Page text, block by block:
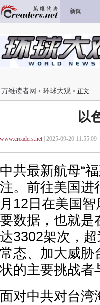
新闻
万维读者网 > 环球大观 > 正文
以
www.creaders.net| 2025-09-20 11:55:09
中共最新航母“
注。前往美国进
月12日在美国
要数据，也就是
达3302架次，
常态、加大威胁
状的主要挑战者
面对中共对台湾